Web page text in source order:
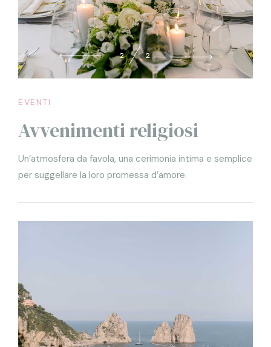
2 2
EVENTI
Avvenimenti religiosi
Un’atmosfera da favola, una cerimonia intima e semplice
per suggellare la loro promessa d’amore.